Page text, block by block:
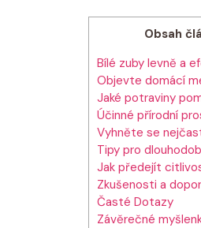
Obsah
Bílé zuby levně a
Objevte domácí
Jaké potraviny
Účinné přírodní
Vyhněte se
Tipy pro
Jak předejít
Zkušenosti a
Časté Dotazy
Závěrečné